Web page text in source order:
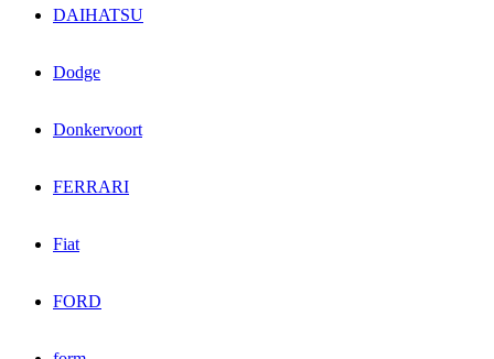
DAIHATSU
Dodge
Donkervoort
FERRARI
Fiat
FORD